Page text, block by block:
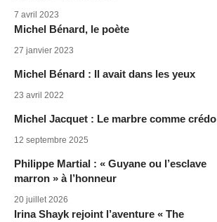
7 avril 2023
Michel Bénard, le poète
27 janvier 2023
Michel Bénard : Il avait dans les yeux
23 avril 2022
Michel Jacquet : Le marbre comme crédo
12 septembre 2025
Philippe Martial : « Guyane ou l’esclave
marron » à l’honneur
20 juillet 2026
Irina Shayk rejoint l’aventure « The